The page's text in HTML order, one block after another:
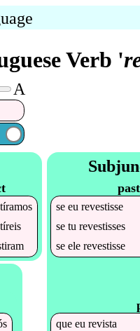
Verb '
A
seeurevestisse
seturevestisses
seelerevestisse
queeurevista